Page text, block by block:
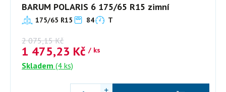
BARUM POLARIS 6 175/65 R15 zimní
175/65 R15 84 T
2 075,15 Kč
1 475,23 Kč / ks
Skladem (4 ks)